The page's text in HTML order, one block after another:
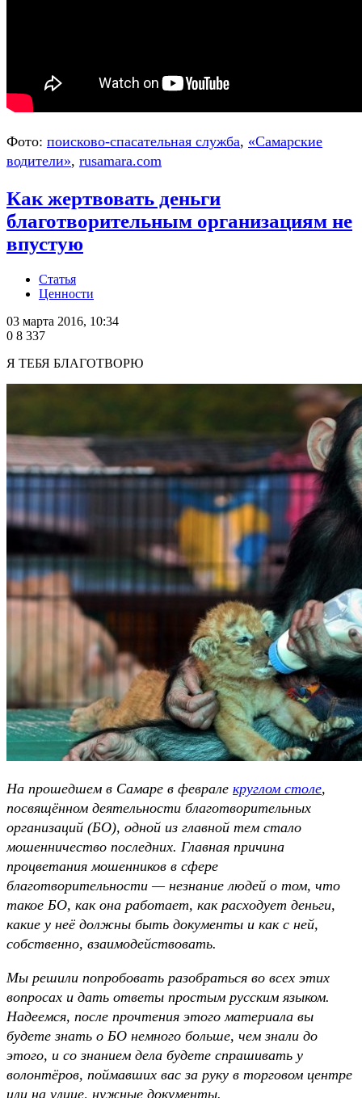
Фото: поисково-спасательная служба, «Самарские
водители», rusamara.com
Как жертвовать деньги
благотворительным организациям не
впустую
Статья
Ценности
03 марта 2016, 10:34
0 8 337
Я ТЕБЯ БЛАГОТВОРЮ
На прошедшем в Самаре в феврале круглом столе,
посвящённом деятельности благотворительных
организаций (БО), одной из главной тем стало
мошенничество последних. Главная причина
процветания мошенников в сфере
благотворительности — незнание людей о том, что
такое БО, как она работает, как расходует деньги,
какие у неё должны быть документы и как с ней,
собственно, взаимодействовать.
Мы решили попробовать разобраться во всех этих
вопросах и дать ответы простым русским языком.
Надеемся, после прочтения этого материала вы
будете знать о БО немного больше, чем знали до
этого, и со знанием дела будете спрашивать у
волонтёров, поймавших вас за руку в торговом центре
или на улице, нужные документы.